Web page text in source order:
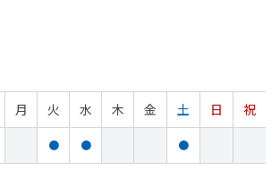
月 火 水 木 金 土 日
祝
● ● ●